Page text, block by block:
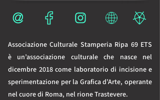
Associazione Culturale Stamperia Ripa 69 ETS
è un’associazione culturale che nasce nel
dicembre 2018 come laboratorio di incisione e
sperimentazione per la Grafica d’Arte, operante
nel cuore di Roma, nel rione Trastevere.